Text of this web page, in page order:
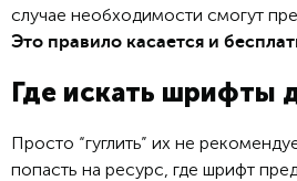
случае необходимости смогут
Это правило касается и
Где искать шрифты
Просто “гуглить” их не
попасть на ресурс, где шрифт